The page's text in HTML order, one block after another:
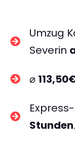
Umzug
Severin
⌀
Stunden.